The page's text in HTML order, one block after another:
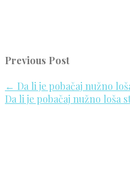
Previous Post
← Da li je pobačaj nužno
Da li je pobačaj nužno loša